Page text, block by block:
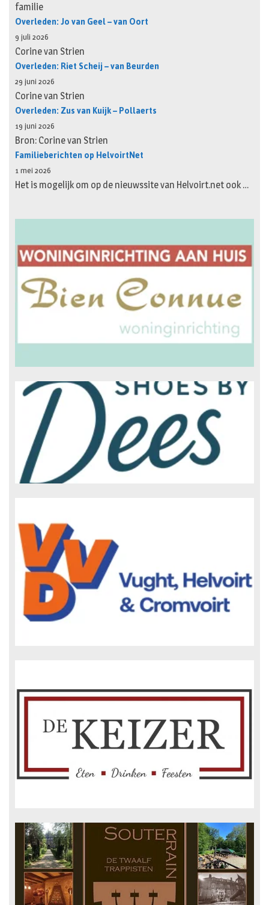
familie
Overleden: Jo van Geel – van Oort
9 juli 2026
Corine van Strien
Overleden: Riet Scheij – van Beurden
29 juni 2026
Corine van Strien
Overleden: Zus van Kuijk – Pollaerts
19 juni 2026
Bron: Corine van Strien
Familieberichten op HelvoirtNet
1 mei 2026
Het is mogelijk om op de nieuwssite van Helvoirt.net ook …